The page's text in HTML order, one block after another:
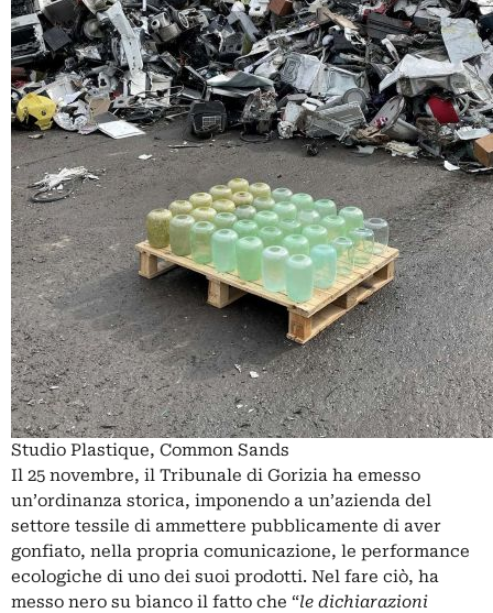
Studio Plastique, Common Sands
Il 25 novembre, il Tribunale di Gorizia ha emesso
un’ordinanza storica, imponendo a un’azienda del
settore tessile di ammettere pubblicamente di aver
gonfiato, nella propria comunicazione, le performance
ecologiche di uno dei suoi prodotti. Nel fare ciò, ha
messo nero su bianco il fatto che “le dichiarazioni